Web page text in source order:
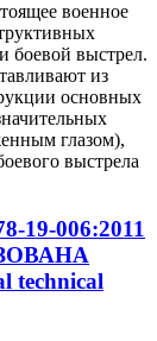
военное
боевой выстрел.
из
основных
глазом),
выстрела
006:2011
technical